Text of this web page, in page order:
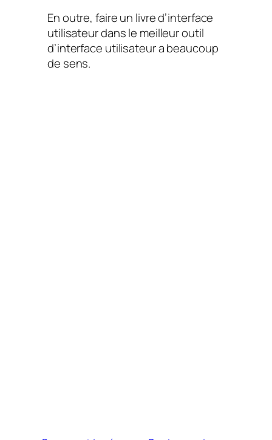
En outre, faire un livre d’interface
utilisateur dans le meilleur outil
d’interface utilisateur a beaucoup
de sens.